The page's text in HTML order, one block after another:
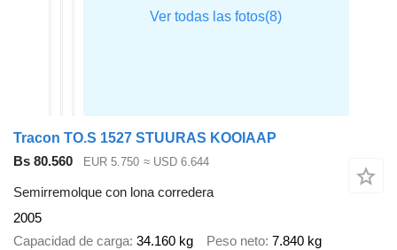
Tracon TO.S 1527 STUURAS KOOIAAP
Bs 80.560
EUR 5.750 ≈ USD 6.644
Semirremolque con lona corredera
2005
Capacidad de carga 34.160 kg Peso neto 7.840 kg